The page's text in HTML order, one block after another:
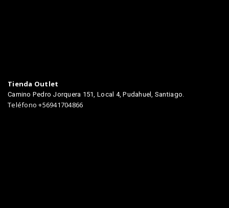
Tienda Outlet
Camino Pedro Jorquera 151, Local 4, Pudahuel, Santiago.
Teléfono +56941704866